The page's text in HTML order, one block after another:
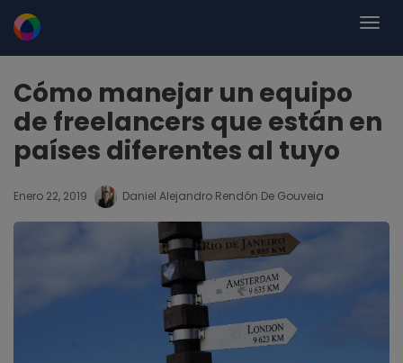
Cómo manejar un equipo
de freelancers que están en
países diferentes al tuyo
Enero 22, 2019 Daniel Alejandro Rendón De Gouveia